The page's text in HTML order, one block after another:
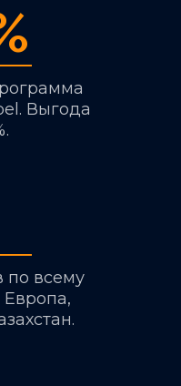
Выгода
по всему
Европа,